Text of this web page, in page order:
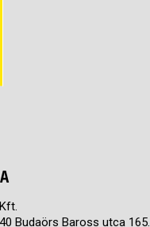
Budaörs Baross utca 165.